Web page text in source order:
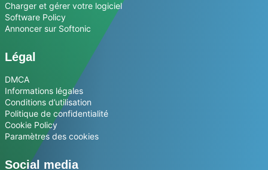
Charger et gérer votre logiciel
Software Policy
Annoncer sur Softonic
Légal
DMCA
Informations légales
Conditions d’utilisation
Politique de confidentialité
Cookie Policy
Paramètres des cookies
Social media